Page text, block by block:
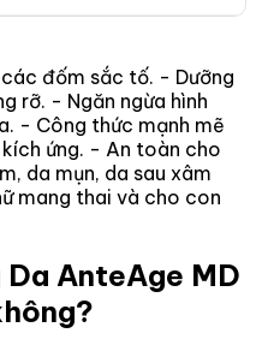
đốm sắc tố. - Dưỡng
rỡ. - Ngăn ngừa hình
- Công thức mạnh mẽ
ứng. - An toàn cho
da mụn, da sau xâm
mang thai và cho con
Da AnteAge MD